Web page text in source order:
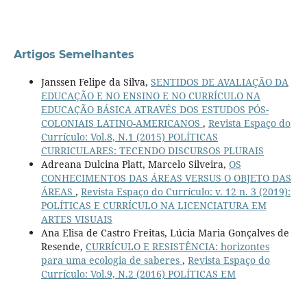
Artigos Semelhantes
Janssen Felipe da Silva, SENTIDOS DE AVALIAÇÃO DA
EDUCAÇÃO E NO ENSINO E NO CURRÍCULO NA
EDUCAÇÃO BÁSICA ATRAVÉS DOS ESTUDOS PÓS-
COLONIAIS LATINO-AMERICANOS , Revista Espaço do
Currículo: Vol.8, N.1 (2015) POLÍTICAS
CURRICULARES: TECENDO DISCURSOS PLURAIS
Adreana Dulcina Platt, Marcelo Silveira, OS
CONHECIMENTOS DAS ÁREAS VERSUS O OBJETO DAS
ÁREAS , Revista Espaço do Currículo: v. 12 n. 3 (2019):
POLÍTICAS E CURRÍCULO NA LICENCIATURA EM
ARTES VISUAIS
Ana Elisa de Castro Freitas, Lúcia Maria Gonçalves de
Resende, CURRÍCULO E RESISTÊNCIA: horizontes
para uma ecologia de saberes , Revista Espaço do
Currículo: Vol.9, N.2 (2016) POLÍTICAS EM